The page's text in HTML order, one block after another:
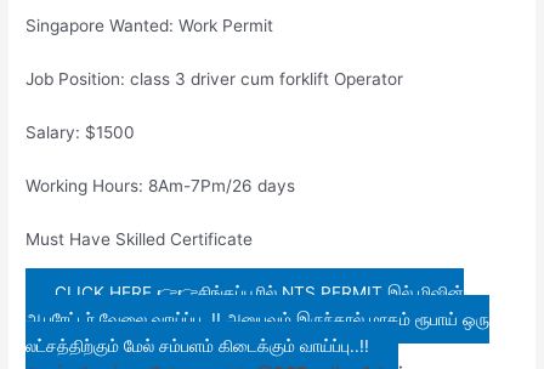
Singapore Wanted: Work Permit
Job Position: class 3 driver cum forklift Operator
Salary: $1500
Working Hours: 8Am-7Pm/26 days
Must Have Skilled Certificate
CLICK HERE 👉👉சிங்கப்பூரில் NTS PERMIT இல் மிஷின்
ஆபரேட்டர் வேலை வாய்ப்பு..!! அனுபவம் இருந்தால் மாதம் ரூபாய் ஒரு
லட்சத்திற்கும் மேல் சம்பளம் கிடைக்கும் வாய்ப்பு..!!